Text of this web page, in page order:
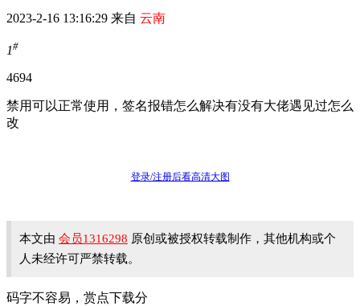
2023-2-16 13:16:29 来自 云南
1#
4694
禁用可以正常使用，签名报错怎么解决有没有大佬遇见过怎么
改
登录/注册后看高清大图
本文由 会员1316298 原创或被授权转载制作，其他机构或个
人未经许可严禁转载。
码字不容易，赏点下载分